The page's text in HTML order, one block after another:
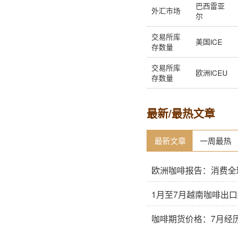
外汇市场
巴西雷亚
尔
交易所库
存数量
美国ICE
交易所库
存数量
欧洲ICEU
最新/最热文章
最新文章 一周最热